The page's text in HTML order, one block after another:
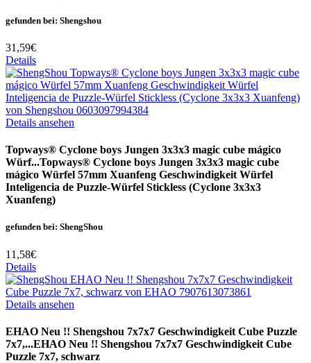
gefunden bei: Shengshou
31,59€
Details
Details ansehen
Topways® Cyclone boys Jungen 3x3x3 magic cube mágico
Würf...Topways® Cyclone boys Jungen 3x3x3 magic cube
mágico Würfel 57mm Xuanfeng Geschwindigkeit Würfel
Inteligencia de Puzzle-Würfel Stickless (Cyclone 3x3x3
Xuanfeng)
gefunden bei: ShengShou
11,58€
Details
Details ansehen
EHAO Neu !! Shengshou 7x7x7 Geschwindigkeit Cube Puzzle
7x7,...EHAO Neu !! Shengshou 7x7x7 Geschwindigkeit Cube
Puzzle 7x7, schwarz